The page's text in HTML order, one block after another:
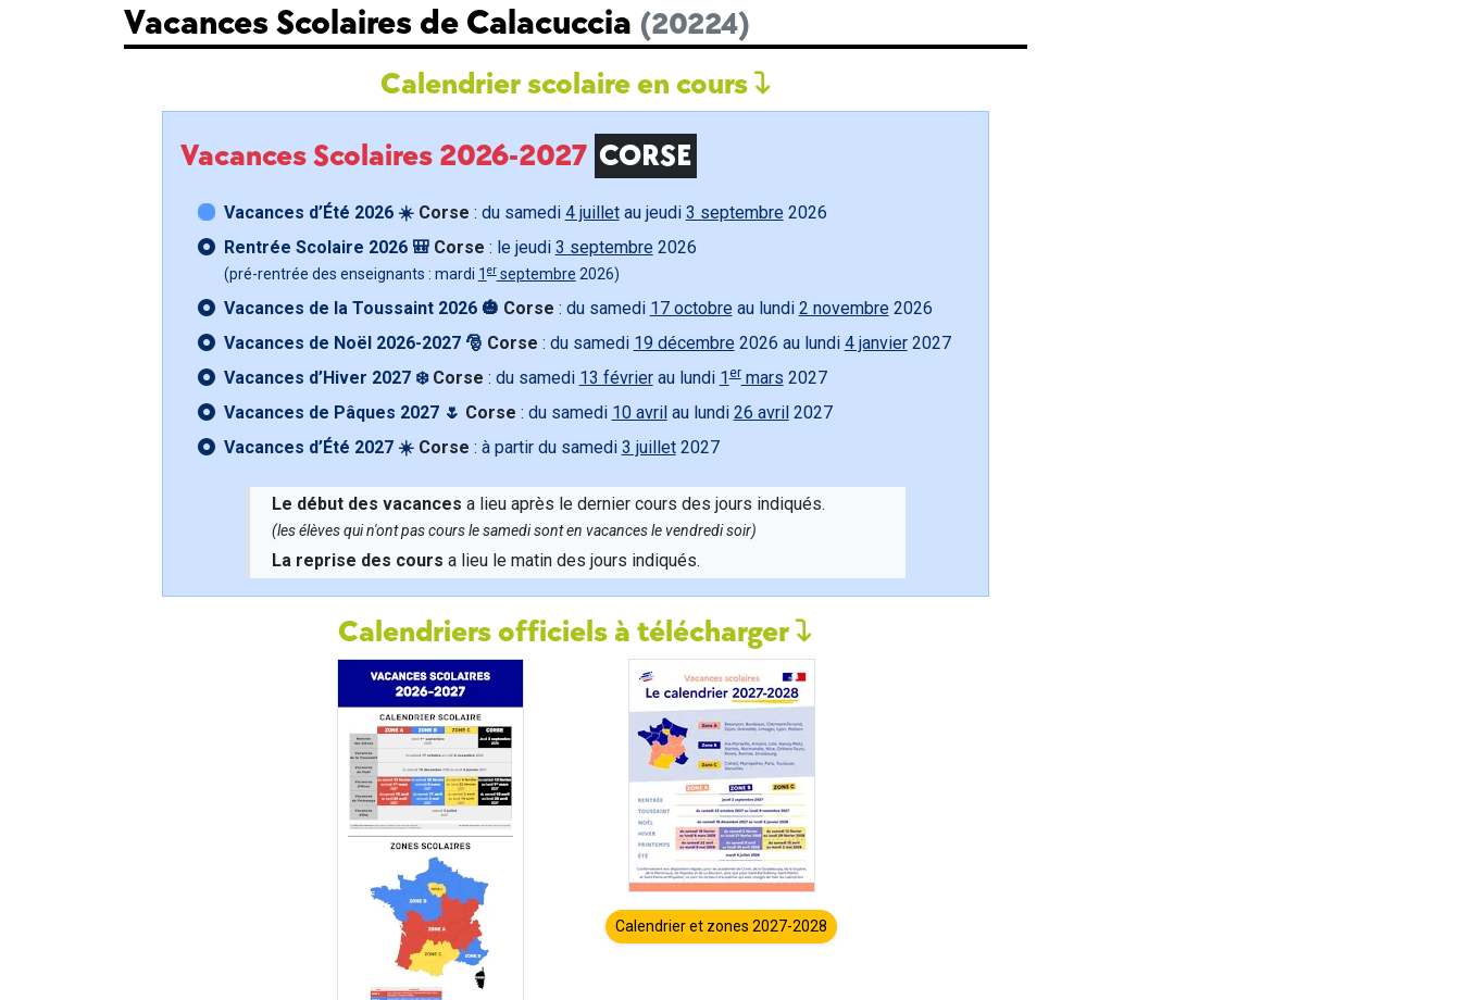
Vacances Scolaires de Calacuccia (20224)
Calendrier scolaire en cours
Vacances Scolaires 2026-2027 CORSE
Vacances d’Été 2026 ☀️ Corse : du samedi 4 juilletau jeudi 3 septembre 2026
Rentrée Scolaire 2026 🎒 Corse : le jeudi 3 septembre 2026
(pré-rentrée des enseignants : mardi 1 erseptembre 2026)
Vacances de la Toussaint 2026 🎃 Corse : du samedi 17 octobre au lundi 2 novembre 2026
Vacances de Noël 2026-2027 🎅 Corse : du samedi 19 décembre 2026 au lundi 4 janvier2027
Vacances d’Hiver 2027 ❄️ Corse : du samedi 13 févrierau lundi 1ermars 2027
Vacances de Pâques 2027 🌷 Corse : du samedi 10 avril au lundi 26 avril 2027
Vacances d’Été 2027 ☀️ Corse : à partir du samedi 3 juillet2027
Le début des vacances a lieu après le dernier cours des jours indiqués.
(les élèves qui n'ont pas cours le samedi sont en vacances le vendredi soir)
La reprise des cours a lieu le matin des jours indiqués.
Calendriers officiels à télécharger
Calendrier et zones 2027-2028